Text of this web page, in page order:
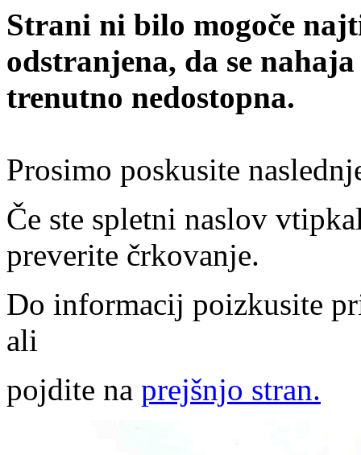
Strani ni bilo mogoče
odstranjena, da se
trenutno nedostopna.
Prosimo poskusite
Če ste spletni naslov
preverite črkovanje.
Do informacij poizkusite
ali
pojdite na prejšnjo stran.